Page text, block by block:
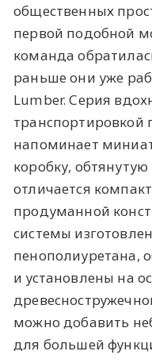
общественных
первой подобной
команда
раньше они уже
Lumber. Серия
напоминает
коробку,
отличается
продуманной
системы
пенополиуретана,
и установлены на
можно добавить
для большей